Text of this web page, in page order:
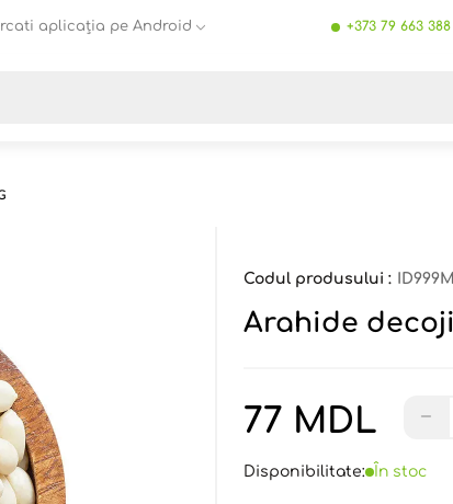
aplicația pe Android +373 79 663 388
Codul produsului :
Arahide
77 MDL −
Disponibilitate: În stoc